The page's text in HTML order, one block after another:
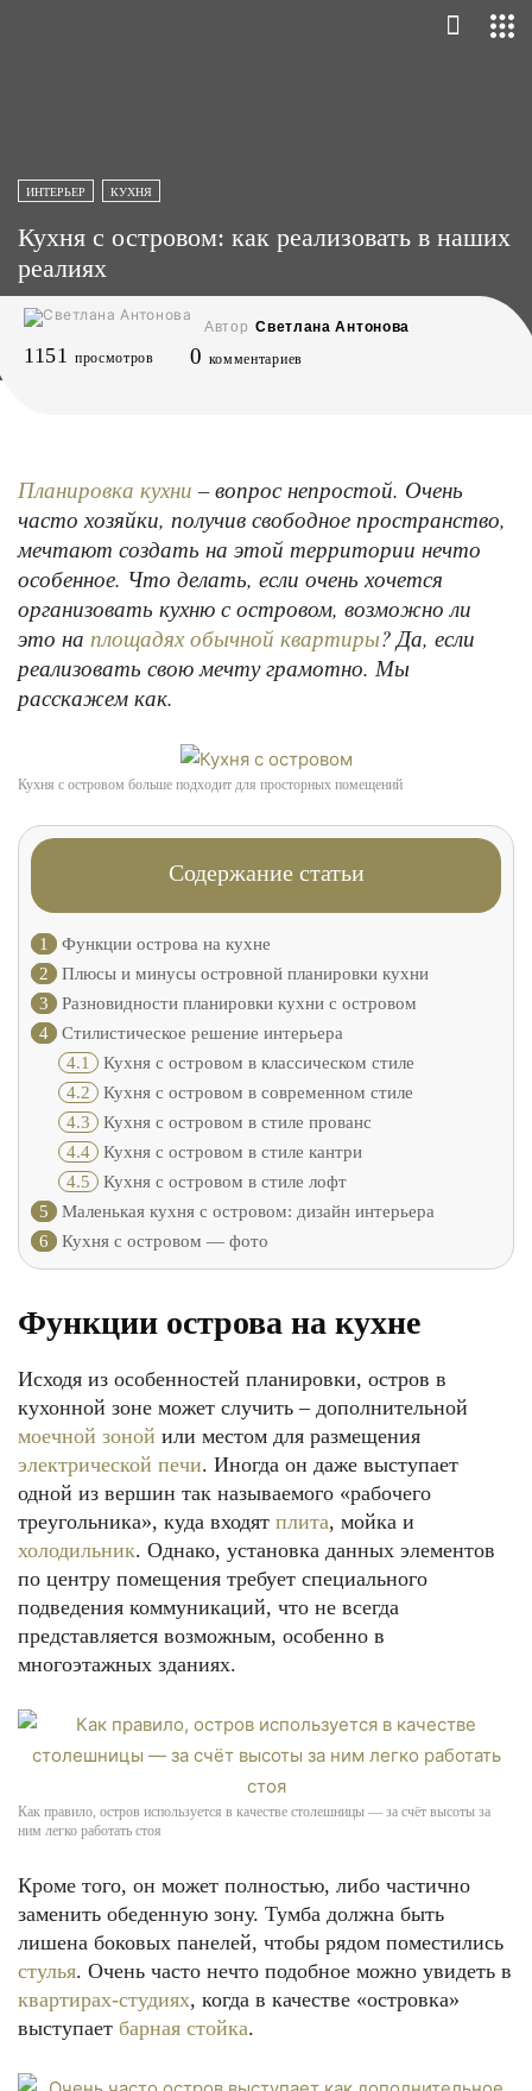
ИНТЕРЬЕР КУХНЯ
Кухня с островом: как реализовать в наших
реалиях
Автор Светлана Антонова
1151 просмотров 0 комментариев
Планировка кухни – вопрос непростой. Очень
часто хозяйки, получив свободное пространство,
мечтают создать на этой территории нечто
особенное. Что делать, если очень хочется
организовать кухню с островом, возможно ли
это на площадях обычной квартиры? Да, если
реализовать свою мечту грамотно. Мы
расскажем как.
Кухня с островом больше подходит для просторных помещений
Содержание статьи
1
Функции острова на кухне
2
Плюсы и минусы островной планировки кухни
3
Разновидности планировки кухни с островом
4
Стилистическое решение интерьера
4.1 Кухня с островом в классическом стиле
4.2 Кухня с островом в современном стиле
4.3 Кухня с островом в стиле прованс
4.4 Кухня с островом в стиле кантри
4.5 Кухня с островом в стиле лофт
5
Маленькая кухня с островом: дизайн интерьера
6
Кухня с островом — фото
Функции острова на кухне
Исходя из особенностей планировки, остров в
кухонной зоне может случить – дополнительной
моечной зоной или местом для размещения
электрической печи. Иногда он даже выступает
одной из вершин так называемого «рабочего
треугольника», куда входят плита, мойка и
холодильник. Однако, установка данных элементов
по центру помещения требует специального
подведения коммуникаций, что не всегда
представляется возможным, особенно в
многоэтажных зданиях.
Как правило, остров используется в качестве столешницы — за счёт высоты за
ним легко работать стоя
Кроме того, он может полностью, либо частично
заменить обеденную зону. Тумба должна быть
лишена боковых панелей, чтобы рядом поместились
стулья. Очень часто нечто подобное можно увидеть в
квартирах-студиях, когда в качестве «островка»
выступает барная стойка.